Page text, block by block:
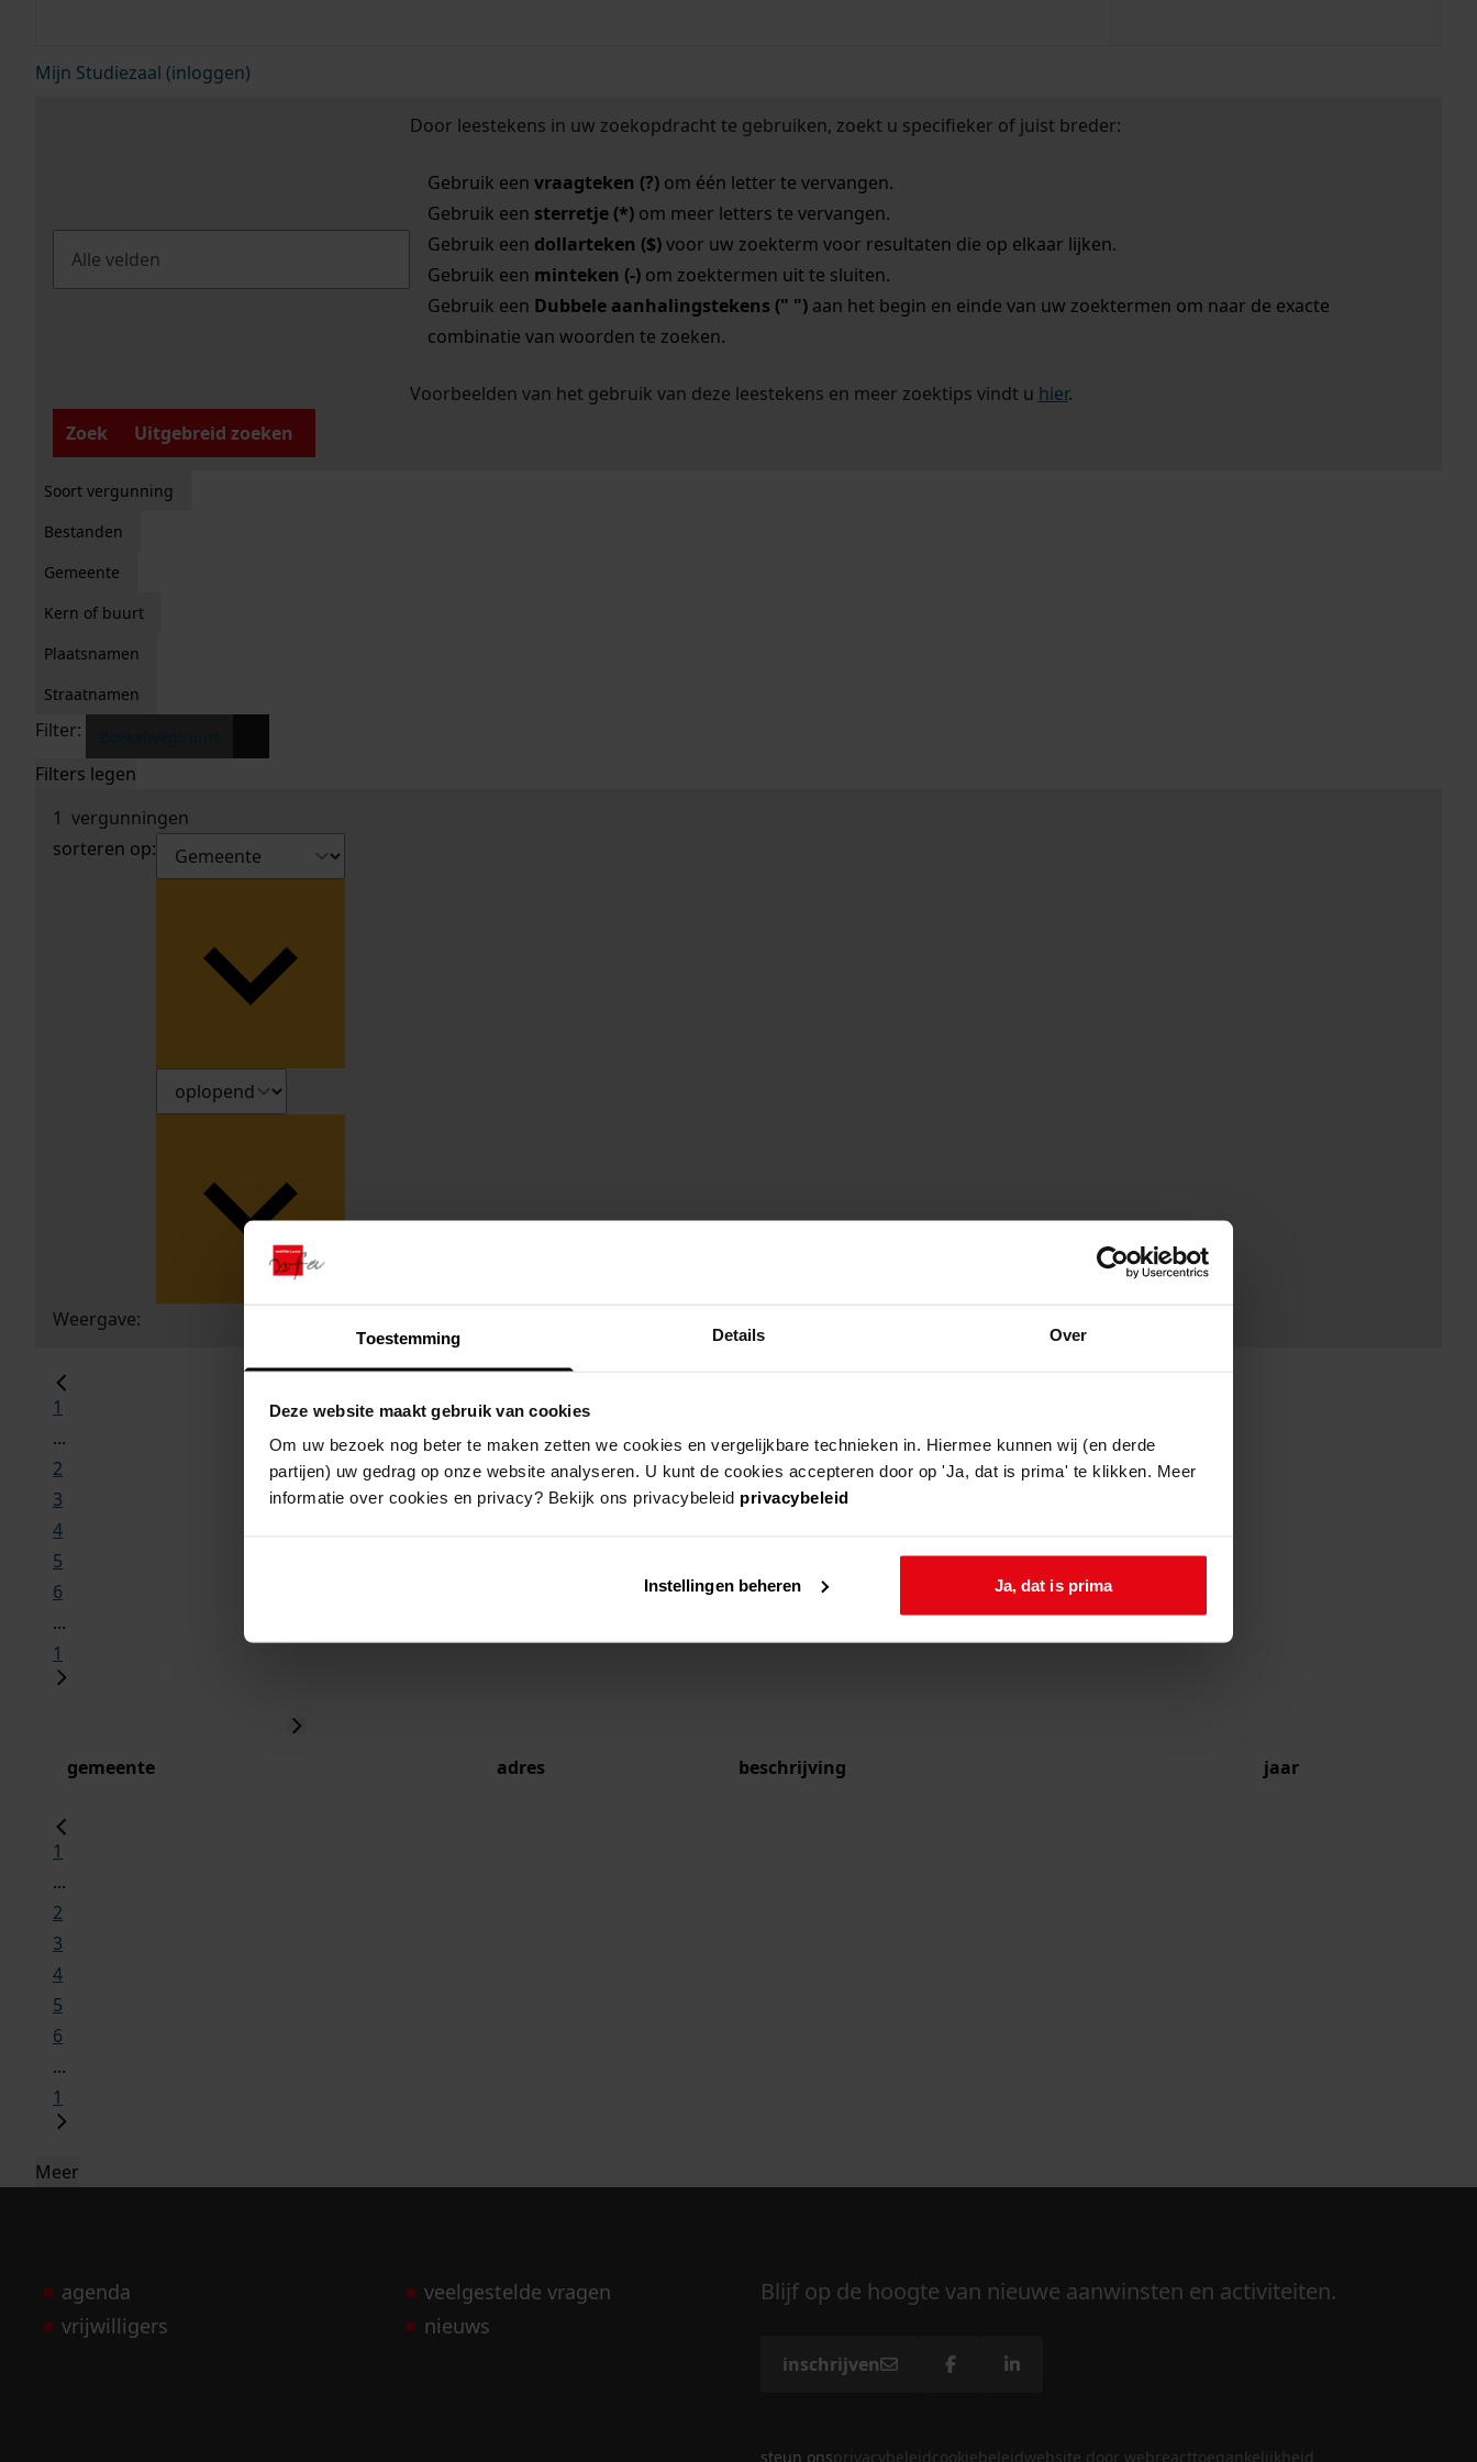
Toestemming Details Over
Deze website maakt gebruik van cookies
Om uw bezoek nog beter te maken zetten we cookies en vergelijkbare technieken in. Hiermee kunnen wij (en derde
partijen) uw gedrag op onze website analyseren. U kunt de cookies accepteren door op 'Ja, dat is prima' te klikken. Meer
informatie over cookies en privacy? Bekijk ons privacybeleid privacybeleid
Instellingen beheren Ja, dat is prima
Mijn Studiezaal (inloggen)
Door leestekens in uw zoekopdracht te gebruiken, zoekt u specifieker of juist breder:
Gebruik een vraagteken (?)om één letter te vervangen.
Gebruik een sterretje (*)om meer letters te vervangen.
Gebruik een dollarteken ($)voor uw zoekterm voor resultaten die op elkaar lijken.
Gebruik een minteken (-)om zoektermen uit te sluiten.
Gebruik een Dubbele aanhalingstekens (" ")aan het begin en einde van uw zoektermen om naar de exacte
combinatie van woorden te zoeken.
Voorbeelden van het gebruik van deze leestekens en meer zoektips vindt u hier.
Zoek
Uitgebreid zoeken
Soort vergunning
Bestanden
Gemeente
Kern of buurt
Plaatsnamen
Straatnamen
Filter:
Filters legen
1 vergunningen
sorteren op:
Weergave:
1
...
2
3
4
5
6
...
1
gemeente adres beschrijving jaar
1
...
2
3
4
5
6
...
1
Meer
agenda
vrijwilligers
veelgestelde vragen
nieuws
Blijf op de hoogte van nieuwe aanwinsten en activiteiten.
inschrijven
steun onsprivacybeleidcookiebeleidwebsite door webreacttoegankelijkheid